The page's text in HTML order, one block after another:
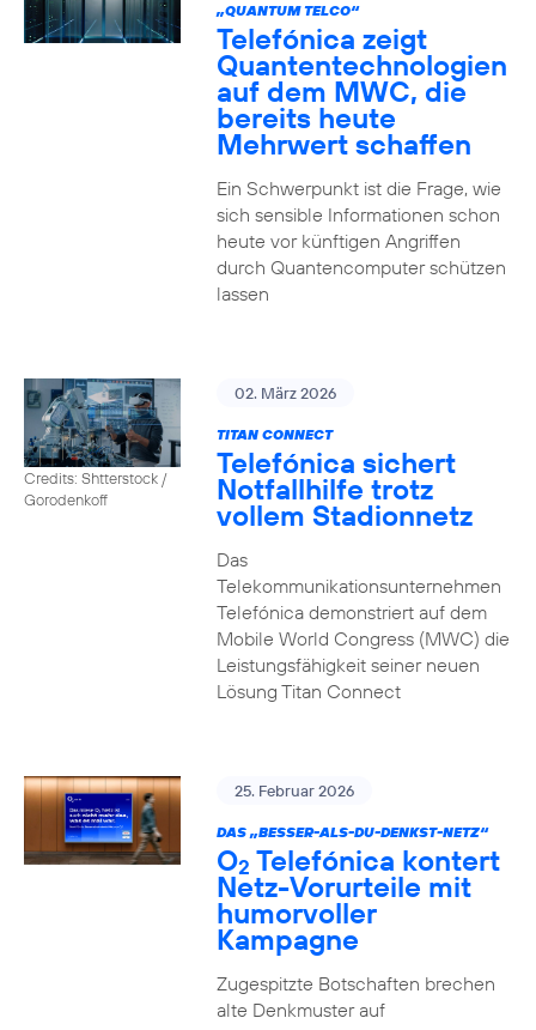
„QUANTUM TELCO“
Telefónica zeigt
Quanten­technologien
auf dem MWC, die
bereits heute
Mehrwert schaffen
Ein Schwerpunkt ist die Frage, wie
sich sensible Informationen schon
heute vor künftigen Angriffen
durch Quantencomputer schützen
lassen
Credits: Shtterstock /
Gorodenkoff
02. März 2026
TITAN CONNECT
Telefónica sichert
Notfallhilfe trotz
vollem Stadionnetz
Das
Telekommunikationsunternehmen
Telefónica demonstriert auf dem
Mobile World Congress (MWC) die
Leistungsfähigkeit seiner neuen
Lösung Titan Connect
25. Februar 2026
DAS „BESSER-ALS-DU-DENKST-NETZ“
O2 Telefónica kontert
Netz-Vorurteile mit
humorvoller
Kampagne
Zugespitzte Botschaften brechen
alte Denkmuster auf